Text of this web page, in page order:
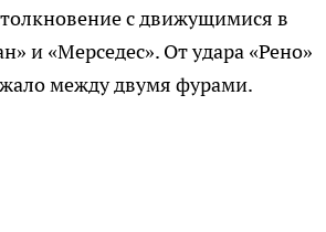
с движущимися в
и «Мерседес». От удара «Рено»
между двумя фурами.